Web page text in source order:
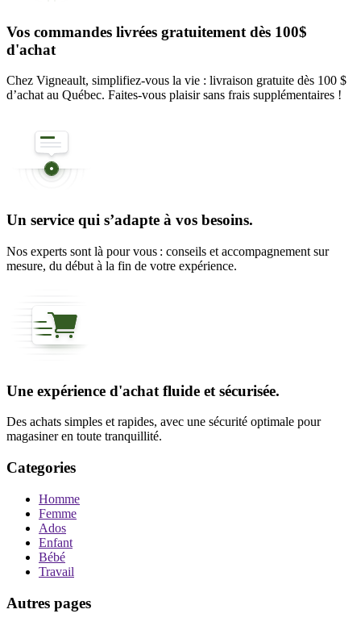
Vos commandes livrées gratuitement dès 100$
d'achat
Chez Vigneault, simplifiez-vous la vie : livraison gratuite dès 100 $
d’achat au Québec. Faites-vous plaisir sans frais supplémentaires !
Un service qui s’adapte à vos besoins.
Nos experts sont là pour vous : conseils et accompagnement sur
mesure, du début à la fin de votre expérience.
Une expérience d'achat fluide et sécurisée.
Des achats simples et rapides, avec une sécurité optimale pour
magasiner en toute tranquillité.
Categories
Homme
Femme
Ados
Enfant
Bébé
Travail
Autres pages